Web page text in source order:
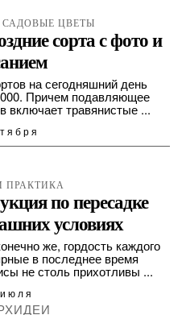
ЦВЕТЫ
сорта с фото и
на сегодняшний день
Причем подавляющее
включает травянистые ...
ПРАКТИКА
по пересадке
условиях
же, гордость каждого
в последнее время
не столь прихотливы ...